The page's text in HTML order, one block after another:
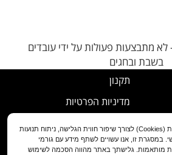
מתבצעות פעולות על ידי עובדים
בשבת ובחגים
תקנון
מדיניות הפרטיות
נוהל ביטול עסקה
מדיניות החלפה/החזרה/ביטול
באתר זה נעשה שימוש בעוגיות (Cookies) לצורך שיפור חווית הגלישה, ניתוח תנועות
במסגרת זו, אנו עשויים לשתף מידע עם גורמי
מותאמות. גלישתך באתר מהווה הסכמה לשימוש